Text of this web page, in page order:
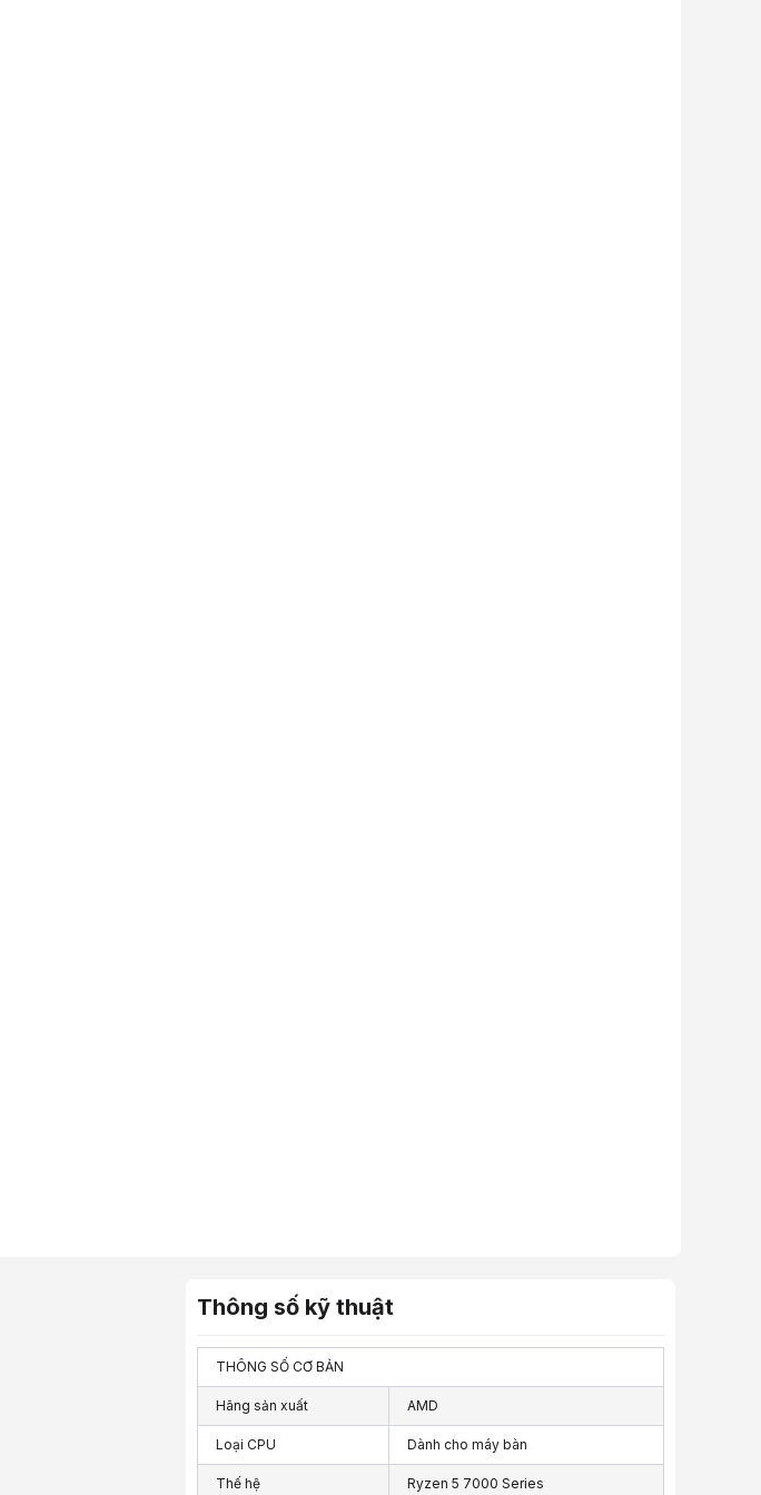
Thông số kỹ thuật
THÔNG SỐ CƠ BẢN
Hãng sản xuất AMD
Loại CPU Dành cho máy bàn
Thế hệ Ryzen 5 7000 Series